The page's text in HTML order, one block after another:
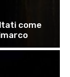
come